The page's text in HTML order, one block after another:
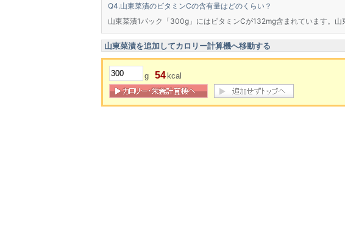
山東菜漬のビタミンCの含有量はどのくらい？
山東菜漬1パック「300g」にはビタミンCが132mg含まれています。
山東菜漬を追加してカロリー計算機へ移動する
g 54 kcal